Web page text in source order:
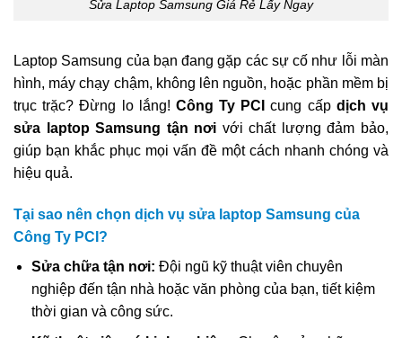
Sửa Laptop Samsung Giá Rẻ Lấy Ngay
Laptop Samsung của bạn đang gặp các sự cố như lỗi màn
hình, máy chạy chậm, không lên nguồn, hoặc phần mềm bị
trục trặc? Đừng lo lắng! Công Ty PCI cung cấp dịch vụ
sửa laptop Samsung tận nơi với chất lượng đảm bảo,
giúp bạn khắc phục mọi vấn đề một cách nhanh chóng và
hiệu quả.
Tại sao nên chọn dịch vụ sửa laptop Samsung của
Công Ty PCI?
Sửa chữa tận nơi: Đội ngũ kỹ thuật viên chuyên
nghiệp đến tận nhà hoặc văn phòng của bạn, tiết kiệm
thời gian và công sức.